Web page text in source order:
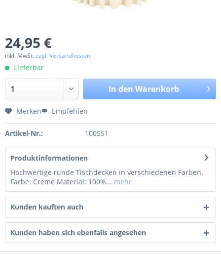
24,95 €
inkl. MwSt.zzgl. Versandkosten
Lieferbar
In den Warenkorb
Merken Empfehlen
Artikel-Nr.: 100551
Produktinformationen
Hochwertige runde Tischdecken in verschiedenen Farben.
Farbe: Creme Material: 100%... mehr
Kunden kauften auch
Kunden haben sich ebenfalls angesehen